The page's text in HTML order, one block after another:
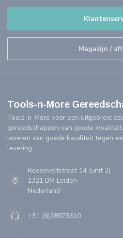
Magazijn /
Tools-n-More
Tools-n-More voor een uitgebreid
gereedschappen van goede
leveren van goede kwaliteit tegen
levering.
Rooseveltstraat 14 (unit 2)
2321 BM Leiden
Nederland
+31 (6)28973610